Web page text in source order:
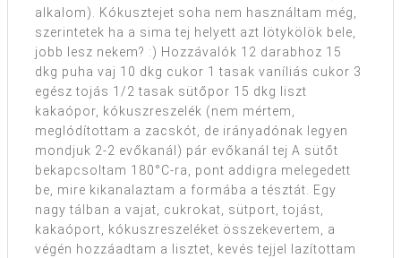
alkalom). Kókusztejet soha nem használtam még,
szerintetek ha a sima tej helyett azt lötykölök bele,
jobb lesz nekem? :) Hozzávalók 12 darabhoz 15
dkg puha vaj 10 dkg cukor 1 tasak vaníliás cukor 3
egész tojás 1/2 tasak sütőpor 15 dkg liszt
kakaópor, kókuszreszelék (nem mértem,
meglódítottam a zacskót, de irányadónak legyen
mondjuk 2-2 evőkanál) pár evőkanál tej A sütőt
bekapcsoltam 180°C-ra, pont addigra melegedett
be, mire kikanalaztam a formába a tésztát. Egy
nagy tálban a vajat, cukrokat, sütport, tojást,
kakaóport, kókuszreszeléket összekevertem, a
végén hozzáadtam a lisztet, kevés tejjel lazítottam